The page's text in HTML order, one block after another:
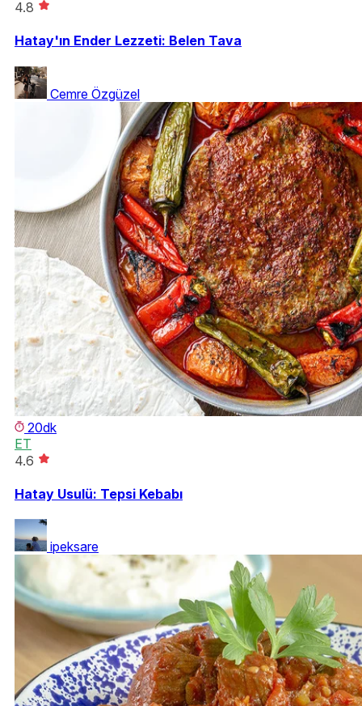
4.8
Hatay'ın Ender Lezzeti: Belen Tava
Cemre Özgüzel
20dk
ET
4.6
Hatay Usulü: Tepsi Kebabı
ipeksare